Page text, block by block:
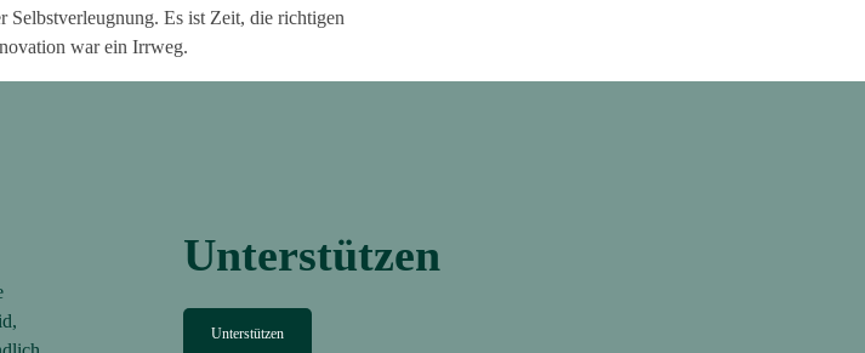
Es ist Zeit, die richtigen
war ein Irrweg.
Unterstützen
Unterstützen